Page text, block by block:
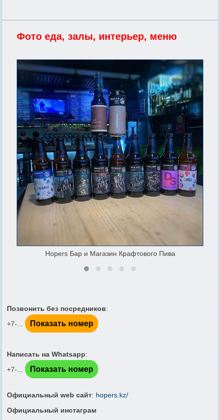
Фото еда, залы, интерьер, меню
Hopers Бар и Магазин Крафтового Пива
Позвонить без посредников:
+7-...
Показать номер
Написать на Whatsapp:
+7-...
Показать номер
Официальный web сайт: hopers.kz/
Официальный инстаграм